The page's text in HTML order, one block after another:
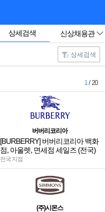
상세검색 신상채용관
상세검색
1/ 20
버버리코리아
[BURBERRY] 버버리코리아 백화
점, 아울렛, 면세점 세일즈 (전국)
전국 지점
(주)시몬스